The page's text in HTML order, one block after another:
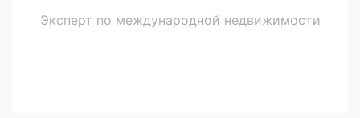
Эксперт по международной недвижимости